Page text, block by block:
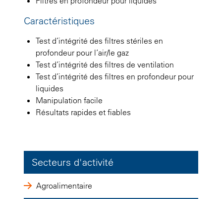
Caractéristiques
Test d’intégrité des filtres stériles en
profondeur pour l’air/le gaz
Test d’intégrité des filtres de ventilation
Test d’intégrité des filtres en profondeur pour
liquides
Manipulation facile
Résultats rapides et fiables
Secteurs d'activité
Agroalimentaire